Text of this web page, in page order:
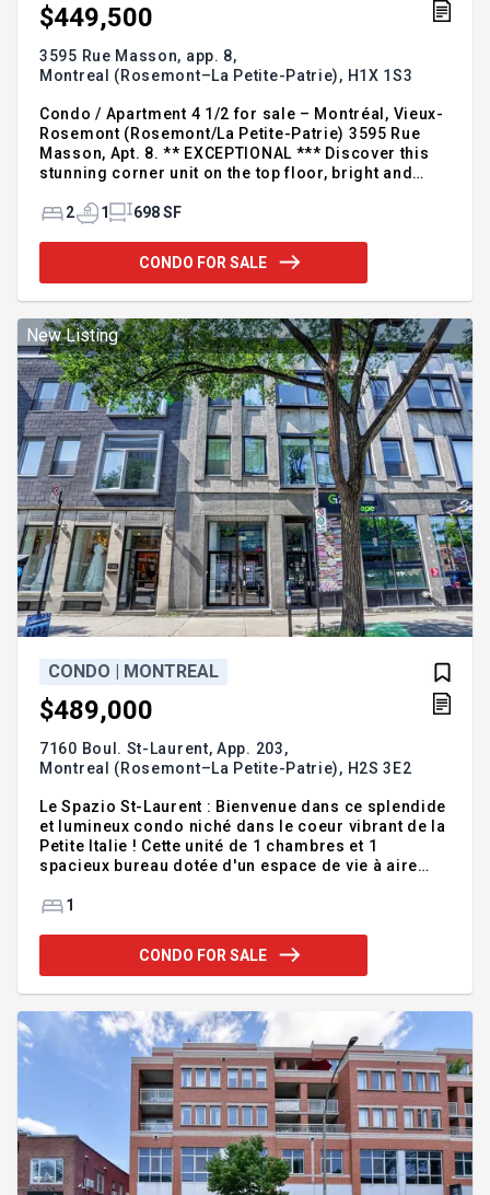
$449,500
3595 Rue Masson, app. 8,
Montreal (Rosemont–La Petite-Patrie), H1X 1S3
Condo / Apartment 4 1/2 for sale – Montréal, Vieux-
Rosemont (Rosemont/La Petite-Patrie) 3595 Rue
Masson, Apt. 8. ** EXCEPTIONAL *** Discover this
stunning corner unit on the top floor, bright and
beautiful open living area, a full bathroom, skylight,
property has it all. Located just steps from
Promenade Masson and all amenities, it offers an
contact details. Xavier Grelier Inc. Real estate
broker Re
2 1 698 SF
CONDO FOR SALE
New Listing
CONDO | MONTREAL
$489,000
7160 Boul. St-Laurent, App. 203,
Montreal (Rosemont–La Petite-Patrie), H2S 3E2
Le Spazio St-Laurent : Bienvenue dans ce splendide
et lumineux condo niché dans le coeur vibrant de la
Petite Italie ! Cette unité de 1 chambres et 1
spacieux bureau dotée d'un espace de vie à aire
Station de métro De Castelnau, le parc Jarry et le
emplacement au WalkScore de 99 offre l'expérience
ultime d'un style de vie urbain. Accès facile aux
d'une lumière naturelle abondante. Situé au second
1
CONDO FOR SALE